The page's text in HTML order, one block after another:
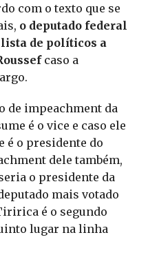
com o texto que se
o deputado federal
de políticos a
caso a
de impeachment da
é o vice e caso ele
é o presidente do
dele também,
o presidente da
mais votado
é o segundo
lugar na linha